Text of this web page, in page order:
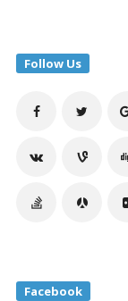
Follow Us
Facebook